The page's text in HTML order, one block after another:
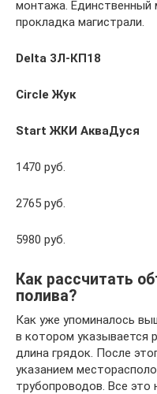
монтажа. Единственный
прокладка магистрали.
Delta 3Л-КП18
Circle Жук
Start ЖКИ АкваДуся
1470 руб.
2765 руб.
5980 руб.
Как рассчитать
полива?
Как уже упоминалось
в котором указывается
длина грядок. После
указанием
трубопроводов. Все